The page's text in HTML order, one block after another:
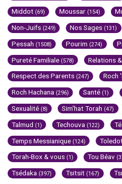
Middot (69) Moussar (154)
Non-Juifs (249) Nos Sages (131)
Pessah (1508) Pourim (274)
Pureté Familiale (578) Relations
Respect des Parents (247) Roch
Roch Hachana (296) Santé (1)
Sexualité (8) Sim'hat Torah (47)
Talmud (1) Techouva (122)
Temps Messianique (124)
Torah-Box & vous (1) Tou Béav
Tsédaka (397) Tsitsit (167)